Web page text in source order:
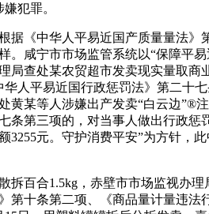
犯罪。
《中华人平易近国产质量量法》
。咸宁市市场监管系统以“保障
局查处某农贸超市发卖现实量取
人平易近国行政惩罚法》第二十
某等人涉嫌出产发卖“白云边”®
条第三项的，对当事人做出行政
3255元。守护消费平安”为方针
百合1.5kg，赤壁市市场监视办理
第十条第二项、《商品量计量违